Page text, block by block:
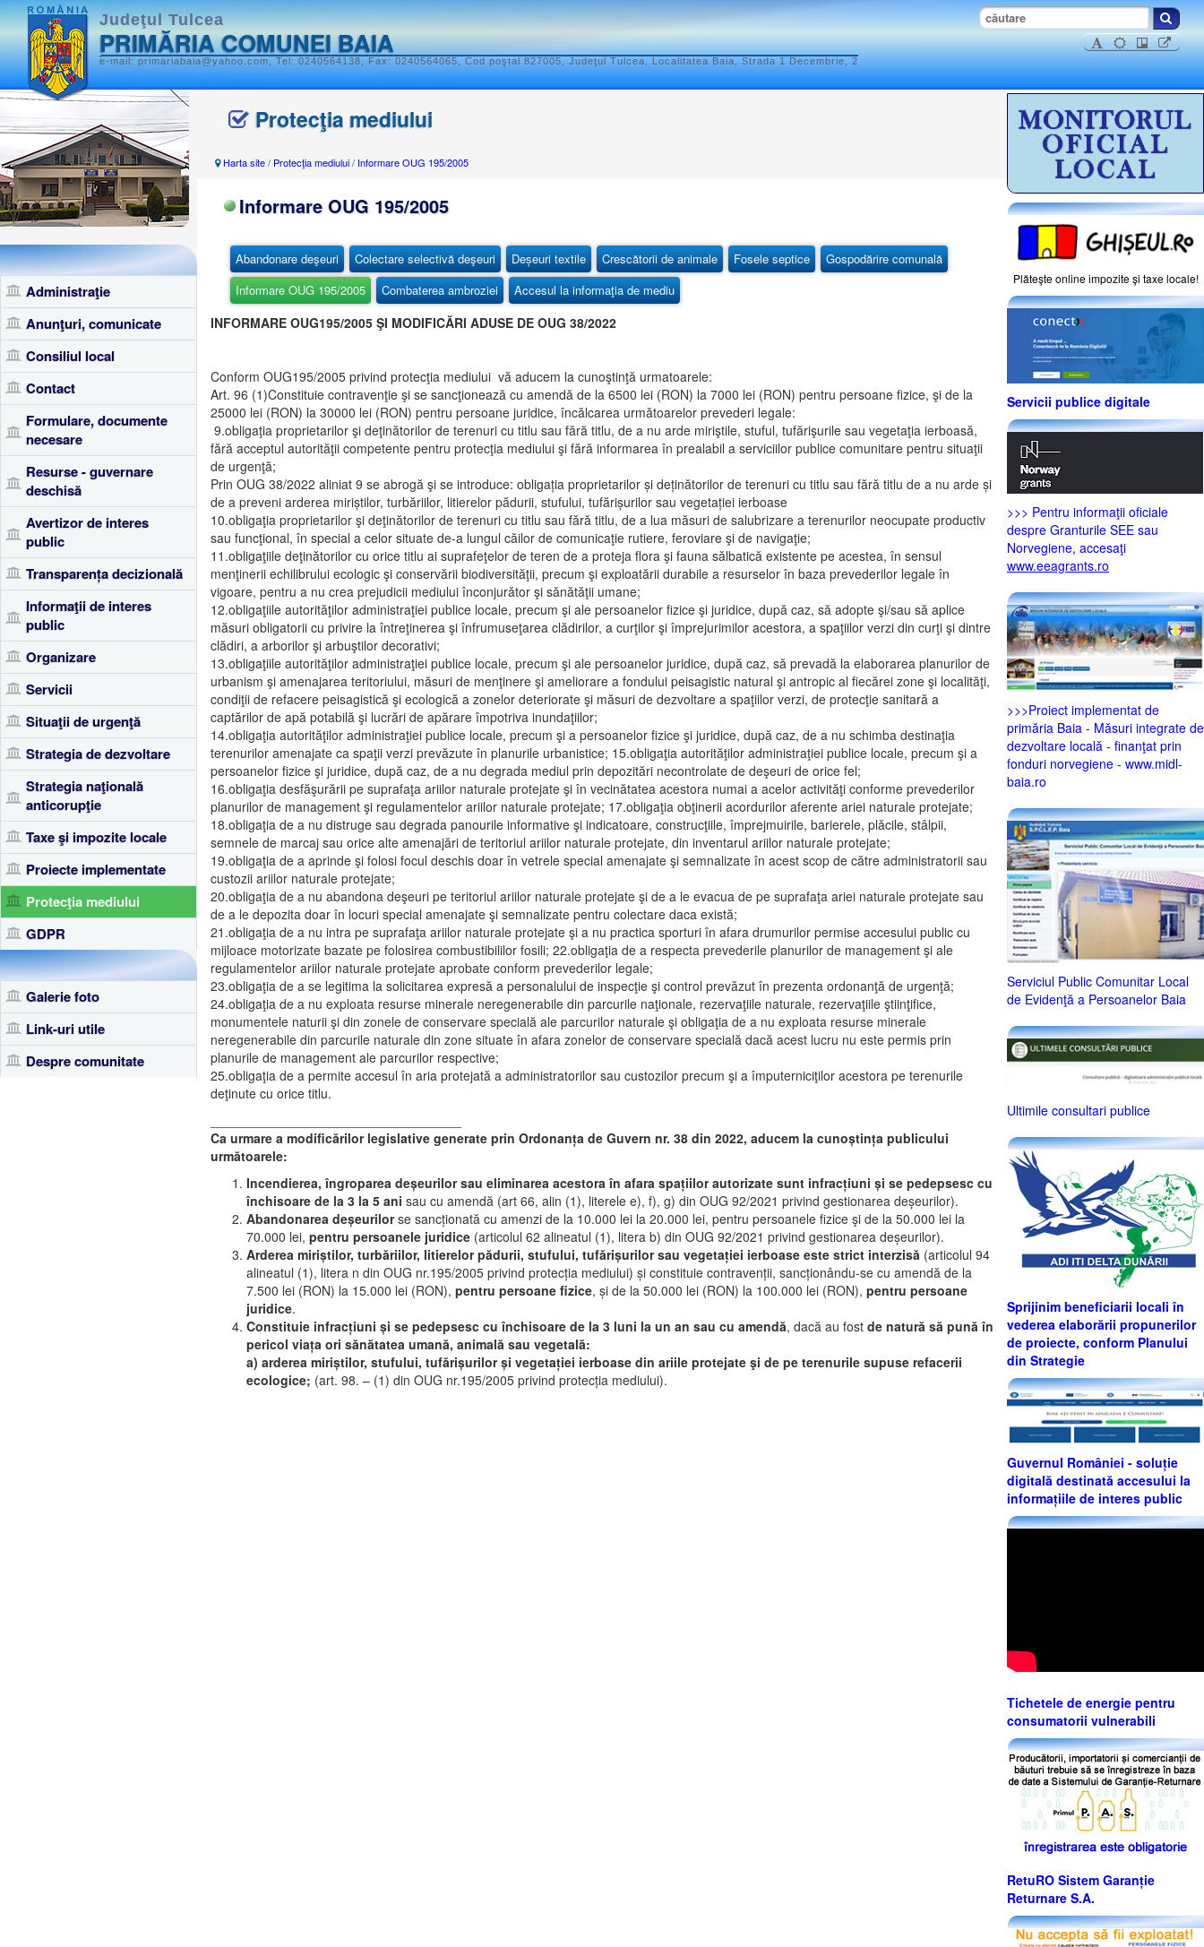
Judeţul Tulcea
PRIMĂRIA COMUNEI BAIA
e-mail: primariabaia@yahoo.com, Tel: 0240564138, Fax: 0240564065, Cod poştal 827005, Judeţul Tulcea, Localitatea Baia, Strada 1 Decembrie, 2
Administraţie
Anunţuri, comunicate
Consiliul local
Contact
Formulare, documente
necesare
Resurse - guvernare
deschisă
Avertizor de interes
public
Transparența decizională
Informaţii de interes
public
Organizare
Servicii
Situaţii de urgenţă
Strategia de dezvoltare
Strategia naţională
anticorupţie
Taxe şi impozite locale
Proiecte implementate
Protecţia mediului
GDPR
Galerie foto
Link-uri utile
Despre comunitate
Protecţia mediului
Harta site/ Protecţia mediului/ Informare OUG 195/2005
Informare OUG 195/2005
Abandonare deşeuri Colectare selectivă deşeuri Deșeuri textile Crescătorii de animale Fosele septice
Gospodărire comunală
Informare OUG 195/2005
Combaterea ambroziei Accesul la informaţia de mediu
INFORMARE OUG195/2005 ŞI MODIFICĂRI ADUSE DE OUG 38/2022
Conform OUG195/2005 privind protecţia mediului vă aducem la cunoştinţă urmatoarele:
Art. 96 (1)Constituie contravenţie şi se sancţionează cu amendă de la 6500 lei (RON) la 7000 lei (RON) pentru persoane fizice, şi de la
25000 lei (RON) la 30000 lei (RON) pentru persoane juridice, încălcarea următoarelor prevederi legale:
9.obligaţia proprietarilor şi deţinătorilor de terenuri cu titlu sau fără titlu, de a nu arde miriştile, stuful, tufărişurile sau vegetaţia ierboasă,
fără acceptul autorităţii competente pentru protecţia mediului şi fără informarea în prealabil a serviciilor publice comunitare pentru situaţii
de urgenţă;
Prin OUG 38/2022 aliniat 9 se abrogă şi se introduce: obligația proprietarilor și deținătorilor de terenuri cu titlu sau fără titlu de a nu arde și
de a preveni arderea miriștilor, turbăriilor, litierelor pădurii, stufului, tufărișurilor sau vegetației ierboase
10.obligaţia proprietarilor şi deţinătorilor de terenuri cu titlu sau fără titlu, de a lua măsuri de salubrizare a terenurilor neocupate productiv
sau funcţional, în special a celor situate de-a lungul căilor de comunicaţie rutiere, feroviare şi de navigaţie;
11.obligaţiile deţinătorilor cu orice titlu ai suprafeţelor de teren de a proteja flora şi fauna sălbatică existente pe acestea, în sensul
menţinerii echilibrului ecologic şi conservării biodiversităţii, precum şi exploatării durabile a resurselor în baza prevederilor legale în
vigoare, pentru a nu crea prejudicii mediului înconjurător şi sănătăţii umane;
12.obligaţiile autorităţilor administraţiei publice locale, precum şi ale persoanelor fizice şi juridice, după caz, să adopte şi/sau să aplice
măsuri obligatorii cu privire la întreţinerea şi înfrumuseţarea clădirilor, a curţilor şi împrejurimilor acestora, a spaţiilor verzi din curţi şi dintre
clădiri, a arborilor şi arbuştilor decorativi;
13.obligaţiile autorităţilor administraţiei publice locale, precum şi ale persoanelor juridice, după caz, să prevadă la elaborarea planurilor de
urbanism şi amenajarea teritoriului, măsuri de menţinere şi ameliorare a fondului peisagistic natural şi antropic al fiecărei zone şi localităţi,
condiţii de refacere peisagistică şi ecologică a zonelor deteriorate şi măsuri de dezvoltare a spaţiilor verzi, de protecţie sanitară a
captărilor de apă potabilă şi lucrări de apărare împotriva inundaţiilor;
14.obligaţia autorităţilor administraţiei publice locale, precum şi a persoanelor fizice şi juridice, după caz, de a nu schimba destinaţia
terenurilor amenajate ca spaţii verzi prevăzute în planurile urbanistice; 15.obligaţia autorităţilor administraţiei publice locale, precum şi a
persoanelor fizice şi juridice, după caz, de a nu degrada mediul prin depozitări necontrolate de deşeuri de orice fel;
16.obligaţia desfăşurării pe suprafaţa ariilor naturale protejate şi în vecinătatea acestora numai a acelor activităţi conforme prevederilor
planurilor de management şi regulamentelor ariilor naturale protejate; 17.obligaţia obţinerii acordurilor aferente ariei naturale protejate;
18.obligaţia de a nu distruge sau degrada panourile informative şi indicatoare, construcţiile, împrejmuirile, barierele, plăcile, stâlpii,
semnele de marcaj sau orice alte amenajări de teritoriul ariilor naturale protejate, din inventarul ariilor naturale protejate;
19.obligaţia de a aprinde şi folosi focul deschis doar în vetrele special amenajate şi semnalizate în acest scop de către administratorii sau
custozii ariilor naturale protejate;
20.obligaţia de a nu abandona deşeuri pe teritoriul ariilor naturale protejate şi de a le evacua de pe suprafaţa ariei naturale protejate sau
de a le depozita doar în locuri special amenajate şi semnalizate pentru colectare daca există;
21.obligaţia de a nu intra pe suprafaţa ariilor naturale protejate şi a nu practica sporturi în afara drumurilor permise accesului public cu
mijloace motorizate bazate pe folosirea combustibililor fosili; 22.obligaţia de a respecta prevederile planurilor de management şi ale
regulamentelor ariilor naturale protejate aprobate conform prevederilor legale;
23.obligaţia de a se legitima la solicitarea expresă a personalului de inspecţie şi control prevăzut în prezenta ordonanţă de urgenţă;
24.obligaţia de a nu exploata resurse minerale neregenerabile din parcurile naţionale, rezervaţiile naturale, rezervaţiile ştiinţifice,
monumentele naturii şi din zonele de conservare specială ale parcurilor naturale şi obligaţia de a nu exploata resurse minerale
neregenerabile din parcurile naturale din zone situate în afara zonelor de conservare specială dacă acest lucru nu este permis prin
planurile de management ale parcurilor respective;
25.obligaţia de a permite accesul în aria protejată a administratorilor sau custozilor precum şi a împuterniciţilor acestora pe terenurile
deţinute cu orice titlu.
Ca urmare a modificărilor legislative generate prin Ordonanța de Guvern nr. 38 din 2022, aducem la cunoștința publicului
următoarele:
Incendierea, îngroparea deșeurilor sau eliminarea acestora în afara spațiilor autorizate sunt infracțiuni și se pedepsesc cu
închisoare de la 3 la 5 ani sau cu amendă (art 66, alin (1), literele e), f), g) din OUG 92/2021 privind gestionarea deșeurilor).
Abandonarea deșeurilorse sancționată cu amenzi de la 10.000 lei la 20.000 lei, pentru persoanele fizice şi de la 50.000 lei la
70.000 lei, pentru persoanele juridice (articolul 62 alineatul (1), litera b) din OUG 92/2021 privind gestionarea deșeurilor).
Arderea miriștilor, turbăriilor, litierelor pădurii, stufului, tufărișurilor sau vegetației ierboase este strict interzisă (articolul 94
alineatul (1), litera n din OUG nr.195/2005 privind protecția mediului) și constituie contravenții, sancționându-se cu amendă de la
7.500 lei (RON) la 15.000 lei (RON), pentru persoane fizice, și de la 50.000 lei (RON) la 100.000 lei (RON), pentru persoane
juridice.
Constituie infracțiuni și se pedepsesc cu închisoare de la 3 luni la un an sau cu amendă, dacă au fost de natură să pună în
pericol viața ori sănătatea umană, animală sau vegetală:
a) arderea miriștilor, stufului, tufărișurilor și vegetației ierboase din ariile protejate şi de pe terenurile supuse refacerii
ecologice; (art. 98. – (1) din OUG nr.195/2005 privind protecția mediului).
Plăteşte online impozite şi taxe locale!
Servicii publice digitale
>>> Pentru informaţii oficiale
despre Granturile SEE sau
Norvegiene, accesaţi
www.eeagrants.ro
>>>Proiect implementat de
primăria Baia - Măsuri integrate de
dezvoltare locală - finanţat prin
fonduri norvegiene - www.midl-
baia.ro
Serviciul Public Comunitar Local
de Evidenţă a Persoanelor Baia
Ultimile consultari publice
Sprijinim beneficiarii locali în
vederea elaborării propunerilor
de proiecte, conform Planului
din Strategie
Guvernul României - soluție
digitală destinată accesului la
informațiile de interes public
Tichetele de energie pentru
consumatorii vulnerabili
RetuRO Sistem Garanție
Returnare S.A.